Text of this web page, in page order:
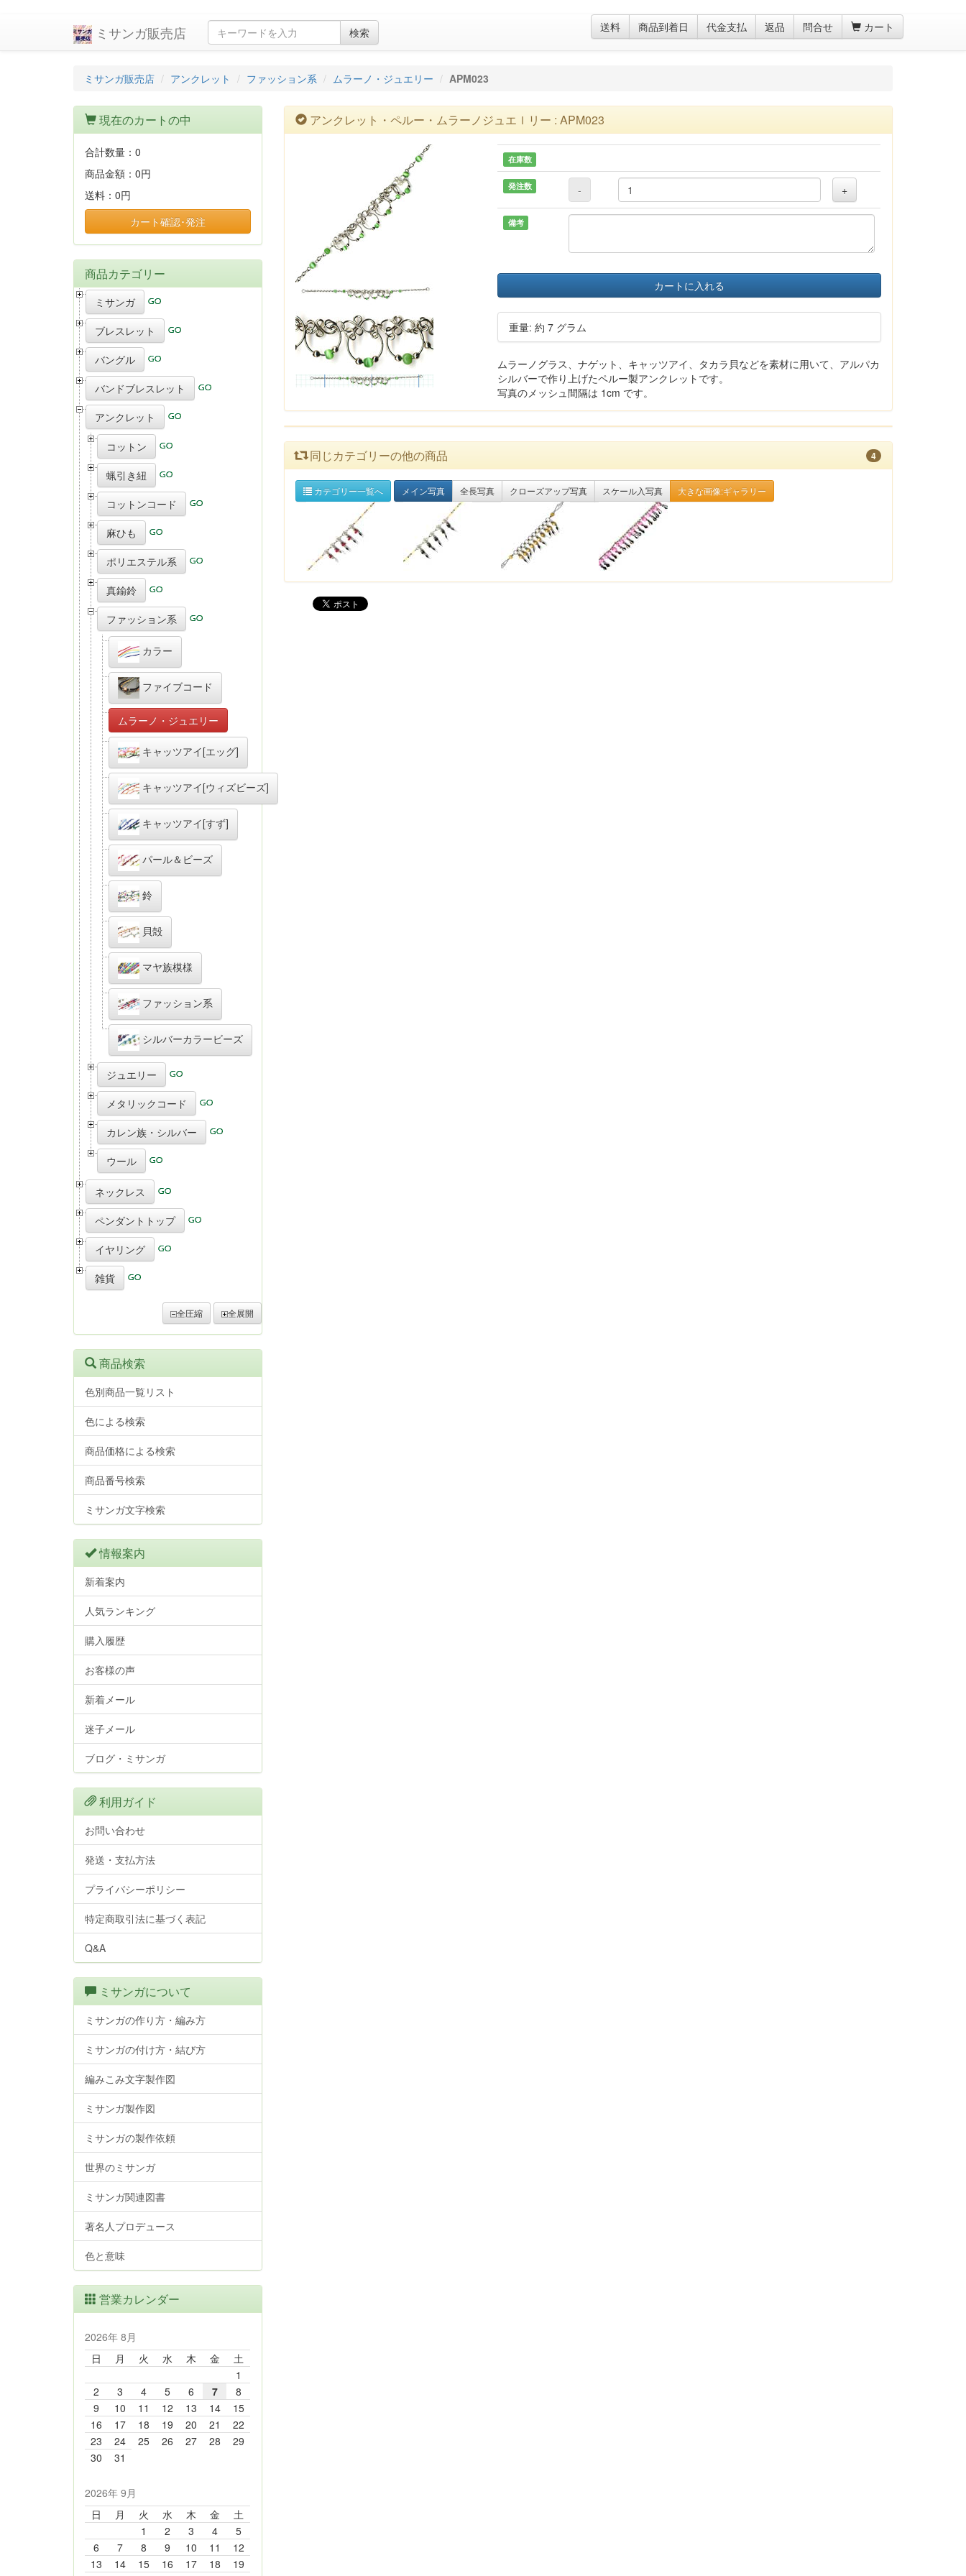
ミサンガ販売店 検索 送料 商品到着日 代金支払 返品 問合せ カート
ミサンガ販売店 アンクレット ファッション系 ムラーノ・ジュエリー APM023
アンクレット・ペルー・ムラーノジュエｌリー : APM023
在庫数
発注数 - +
備考
カートに入れる
重量: 約 7 グラム
ムラーノグラス、ナゲット、キャッツアイ、タカラ貝などを素材に用いて、アルパカ
シルバーで作り上げたペルー製アンクレットです。
写真のメッシュ間隔は 1cm です。
同じカテゴリーの他の商品 4
カテゴリー一覧へ メイン写真 全長写真 クローズアップ写真 スケール入写真 大きな画像:ギャラリー
現在のカートの中
合計数量： 0
商品金額： 0円
送料： 0円
カート確認･発注
商品カテゴリー
ミサンガ
ブレスレット
バングル
バンドブレスレット
アンクレット
コットン
蝋引き紐
コットンコード
麻ひも
ポリエステル系
真鍮鈴
ファッション系
カラー
ファイブコード
ムラーノ・ジュエリー
キャッツアイ[エッグ]
キャッツアイ[ウィズビーズ]
キャッツアイ[すず]
パール＆ビーズ
鈴
貝殻
マヤ族模様
ファッション系
シルバーカラービーズ
ジュエリー
メタリックコード
カレン族・シルバー
ウール
ネックレス
ペンダントトップ
イヤリング
雑貨
全圧縮 全展開
商品検索
色別商品一覧リスト
色による検索
商品価格による検索
商品番号検索
ミサンガ文字検索
情報案内
新着案内
人気ランキング
購入履歴
お客様の声
新着メール
迷子メール
ブログ・ミサンガ
利用ガイド
お問い合わせ
発送・支払方法
プライバシーポリシー
特定商取引法に基づく表記
Q&A
ミサンガについて
ミサンガの作り方・編み方
ミサンガの付け方・結び方
編みこみ文字製作図
ミサンガ製作図
ミサンガの製作依頼
世界のミサンガ
ミサンガ関連図書
著名人プロデュース
色と意味
営業カレンダー
2026年 8月
日
月 火 水 木 金
土
1
2
3 4 5 6 7
8
9
10 11 12 13 14
15
16
17 18 19 20 21
22
23
24 25 26 27 28
29
30
31
2026年 9月
日
月 火 水 木 金
土
1
2 3 4
5
6
7 8 9 10 11
12
13
14 15 16 17 18
19